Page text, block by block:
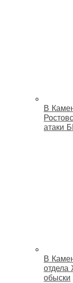
В
атаки
В
отдела
обыски